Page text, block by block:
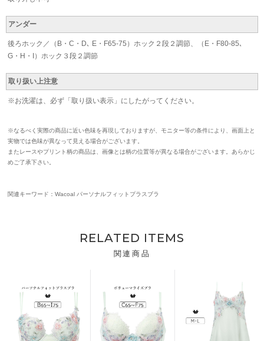
アンダー
後ろホック／（B・C・D､ E・F65-75）ホック２段２調節、（E・F80-85､
G・H・I）ホック３段２調節
取り扱い上注意
※お洗濯は、必ず「取り扱い表示」にしたがってください。
※なるべく実際の商品に近い色味を再現しておりますが、モニター等の条件により、画面上と
実物では色味が異なって見える場合がございます。
またレースやプリント柄の商品は、画像とは柄の位置等が異なる場合がございます。あらかじ
めご了承下さい。
関連キーワード：Wacoal パーソナルフィットプラスブラ
RELATED ITEMS
関連商品